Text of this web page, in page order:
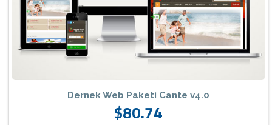
Dernek Web Paketi Cante v4.0
$80.74